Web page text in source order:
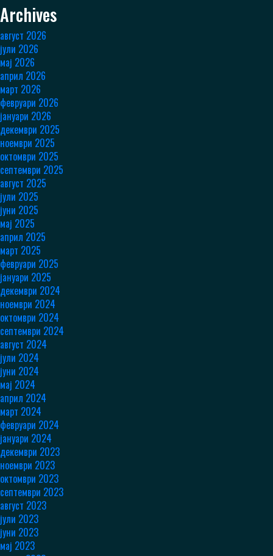
Archives
август 2026
јули 2026
мај 2026
април 2026
март 2026
февруари 2026
јануари 2026
декември 2025
ноември 2025
октомври 2025
септември 2025
август 2025
јули 2025
јуни 2025
мај 2025
април 2025
март 2025
февруари 2025
јануари 2025
декември 2024
ноември 2024
октомври 2024
септември 2024
август 2024
јули 2024
јуни 2024
мај 2024
април 2024
март 2024
февруари 2024
јануари 2024
декември 2023
ноември 2023
октомври 2023
септември 2023
август 2023
јули 2023
јуни 2023
мај 2023